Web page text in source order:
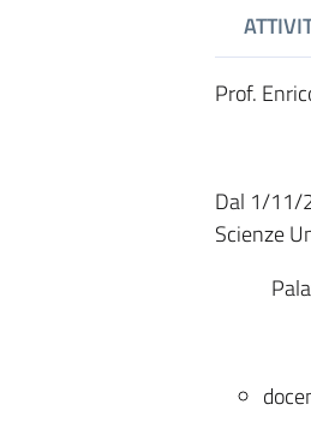
Prof.
Dal 1/11/
Scienze